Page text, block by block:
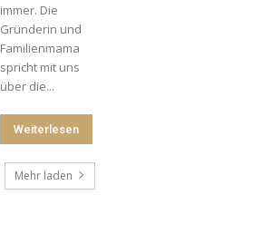
immer. Die
Gründerin und
Familienmama
spricht mit uns
über die...
Weiterlesen
Mehr laden